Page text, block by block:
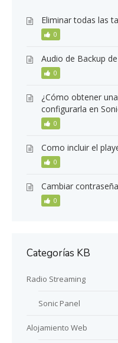
Eliminar todas las
0
Audio de Backup
0
¿Cómo obtener
configurarla en
0
Como incluir el
0
Cambiar
0
Categorías KB
Radio Streaming
Sonic Panel
Alojamiento Web